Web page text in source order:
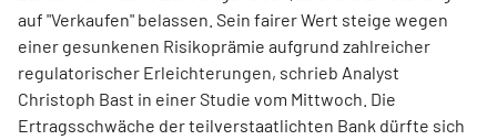
auf "Verkaufen" belassen. Sein fairer Wert steige wegen
einer gesunkenen Risikoprämie aufgrund zahlreicher
regulatorischer Erleichterungen, schrieb Analyst
Christoph Bast in einer Studie vom Mittwoch. Die
Ertragsschwäche der teilverstaatlichten Bank dürfte sich